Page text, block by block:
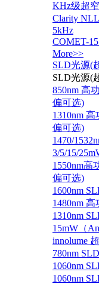
KHz级超
Clarity
5kHz
COMET-
More>>
SLD光源(
SLD光源(
850nm 高
偏可选)
1310nm
偏可选)
1470/
3/5/15/
1550nm高
偏可选)
1600nm
1480nm
1310nm
15mW（
innolume
780nm
1060nm
1060nm